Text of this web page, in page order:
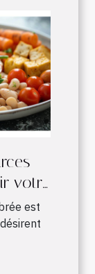
votre
est